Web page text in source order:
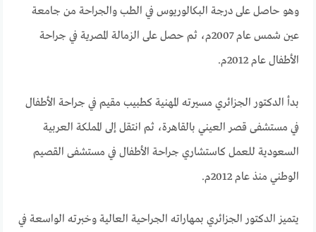
وهو حاصل على درجة البكالوريوس في الطب والجراحة من جامعة
عين شمس عام 2007م، ثم حصل على الزمالة المصرية في جراحة
الأطفال عام 2012م.
بدأ الدكتور الجزائري مسيرته المهنية كطبيب مقيم في جراحة الأطفال
في مستشفى قصر العيني بالقاهرة، ثم انتقل إلى المملكة العربية
السعودية للعمل كاستشاري جراحة الأطفال في مستشفى القصيم
الوطني منذ عام 2012م.
يتميز الدكتور الجزائري بمهاراته الجراحية العالية وخبرته الواسعة في